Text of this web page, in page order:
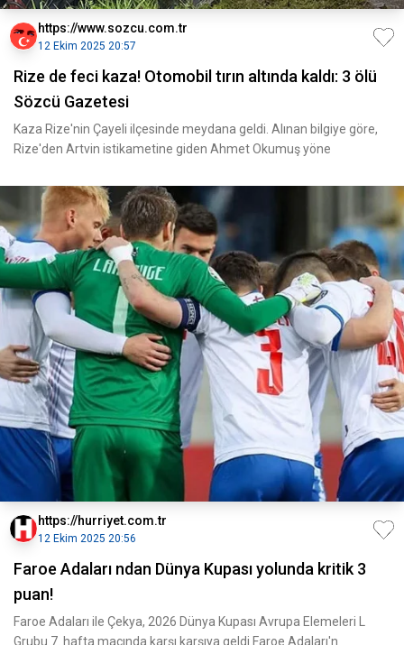
https://www.sozcu.com.tr
12 Ekim 2025 20:57
Rize de feci kaza! Otomobil tırın altında kaldı: 3 ölü
Sözcü Gazetesi
Kaza Rize'nin Çayeli ilçesinde meydana geldi. Alınan bilgiye göre,
Rize'den Artvin istikametine giden Ahmet Okumuş yöne
https://hurriyet.com.tr
12 Ekim 2025 20:56
Faroe Adaları ndan Dünya Kupası yolunda kritik 3
puan!
Faroe Adaları ile Çekya, 2026 Dünya Kupası Avrupa Elemeleri L
Grubu 7. hafta maçında karşı karşıya geldi.Faroe Adaları'n